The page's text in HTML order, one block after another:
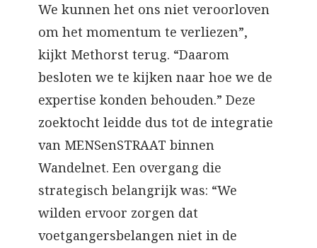
We kunnen het ons niet veroorloven
om het momentum te verliezen”,
kijkt Methorst terug. “Daarom
besloten we te kijken naar hoe we de
expertise konden behouden.” Deze
zoektocht leidde dus tot de integratie
van MENSenSTRAAT binnen
Wandelnet. Een overgang die
strategisch belangrijk was: “We
wilden ervoor zorgen dat
voetgangersbelangen niet in de